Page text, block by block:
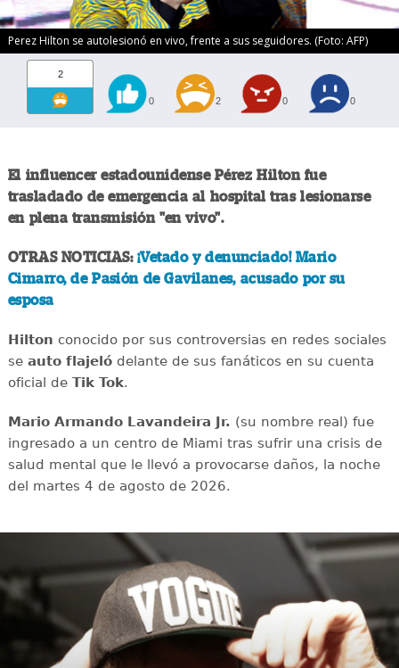
Perez Hilton se autolesionó en vivo, frente a sus seguidores. (Foto: AFP)
2
0 2 0 0
El influencer estadounidense Pérez Hilton fue
trasladado de emergencia al hospital tras lesionarse
en plena transmisión "en vivo".
OTRAS NOTICIAS: ¡Vetado y denunciado! Mario
Cimarro, de Pasión de Gavilanes, acusado por su
esposa
Hilton conocido por sus controversias en redes sociales
seauto flajelódelante de sus fanáticos en su cuenta
oficial deTik Tok.
Mario Armando Lavandeira Jr. (su nombre real) fue
ingresado a un centro de Miami tras sufrir una crisis de
salud mental que le llevó a provocarse daños, la noche
del martes 4 de agosto de 2026.